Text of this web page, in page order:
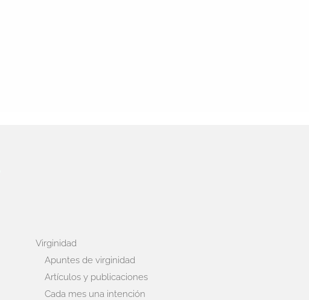
Virginidad
Apuntes de virginidad
Artículos y publicaciones
Cada mes una intención